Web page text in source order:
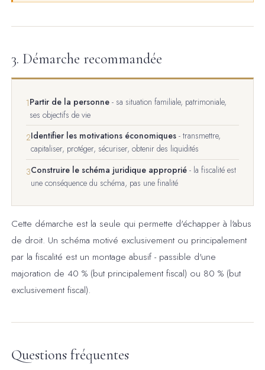
3. Démarche recommandée
1Partir de la personne - sa situation familiale, patrimoniale,
ses objectifs de vie
2Identifier les motivations économiques - transmettre,
capitaliser, protéger, sécuriser, obtenir des liquidités
3Construire le schéma juridique approprié - la fiscalité est
une conséquence du schéma, pas une finalité
Cette démarche est la seule qui permette d'échapper à l'abus
de droit. Un schéma motivé exclusivement ou principalement
par la fiscalité est un montage abusif - passible d'une
majoration de 40 % (but principalement fiscal) ou 80 % (but
exclusivement fiscal).
Questions fréquentes